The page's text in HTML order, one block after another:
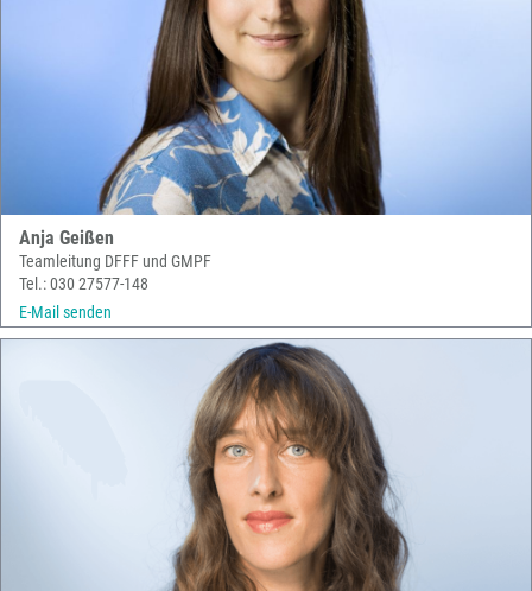
Anja Geißen
Teamleitung DFFF und GMPF
Tel.: 030 27577-148
E-Mail senden